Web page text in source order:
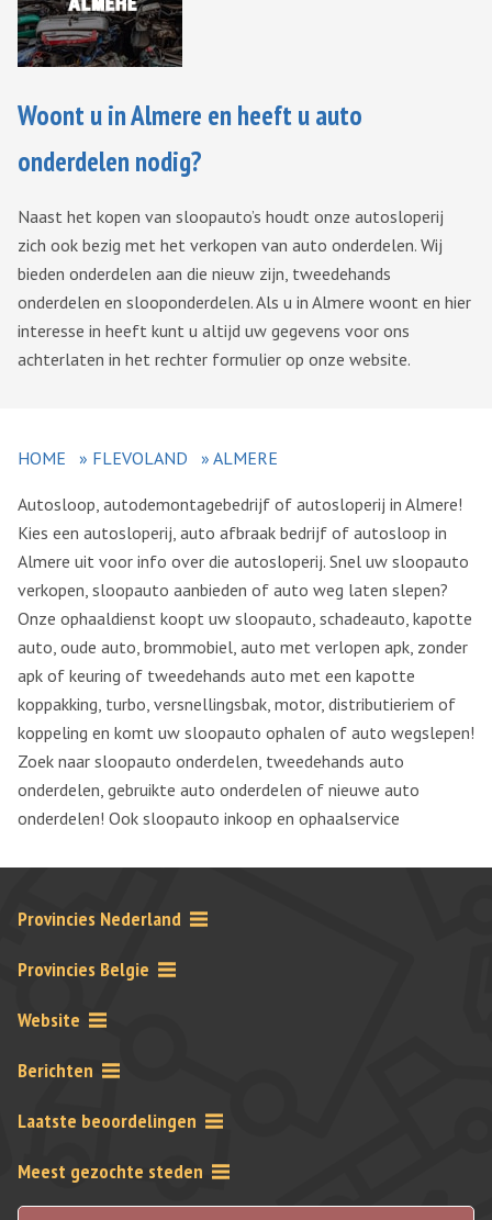
Woont u in Almere en heeft u auto
onderdelen nodig?
Naast het kopen van sloopauto’s houdt onze autosloperij
zich ook bezig met het verkopen van auto onderdelen. Wij
bieden onderdelen aan die nieuw zijn, tweedehands
onderdelen en slooponderdelen. Als u in Almere woont en hier
interesse in heeft kunt u altijd uw gegevens voor ons
achterlaten in het rechter formulier op onze website.
HOME » FLEVOLAND » ALMERE
Autosloop, autodemontagebedrijf of autosloperij in Almere!
Kies een autosloperij, auto afbraak bedrijf of autosloop in
Almere uit voor info over die autosloperij. Snel uw sloopauto
verkopen, sloopauto aanbieden of auto weg laten slepen?
Onze ophaaldienst koopt uw sloopauto, schadeauto, kapotte
auto, oude auto, brommobiel, auto met verlopen apk, zonder
apk of keuring of tweedehands auto met een kapotte
koppakking, turbo, versnellingsbak, motor, distributieriem of
koppeling en komt uw sloopauto ophalen of auto wegslepen!
Zoek naar sloopauto onderdelen, tweedehands auto
onderdelen, gebruikte auto onderdelen of nieuwe auto
onderdelen! Ook sloopauto inkoop en ophaalservice
Provincies Nederland
Provincies Belgie
Website
Berichten
Laatste beoordelingen
Meest gezochte steden